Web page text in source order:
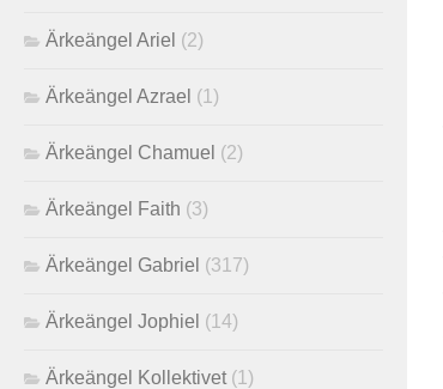
Ärkeängel Ariel (2)
Ärkeängel Azrael (1)
Ärkeängel Chamuel (2)
Ärkeängel Faith (3)
Ärkeängel Gabriel (317)
Ärkeängel Jophiel (14)
Ärkeängel Kollektivet (1)